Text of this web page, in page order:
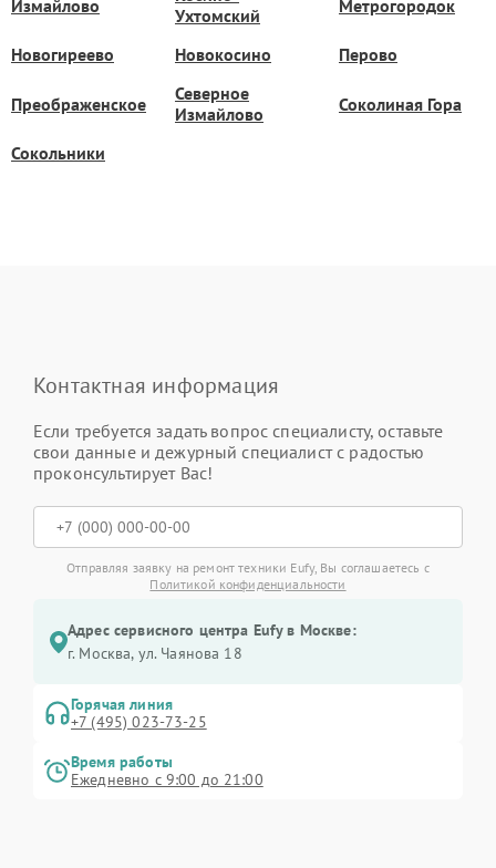
Измайлово
Ухтомский
Метрогородок
Новогиреево Новокосино Перово
Преображенское
Северное
Измайлово
Соколиная Гора
Сокольники
Контактная информация
Если требуется задать вопрос специалисту, оставьте
свои данные и дежурный специалист с радостью
проконсультирует Вас!
Отправляя заявку на ремонт техники Eufy, Вы соглашаетесь с
Политикой конфиденциальности
Адрес сервисного центра Eufy в Москве:
г. Москва, ул. Чаянова 18
Горячая линия
+7 (495) 023-73-25
Время работы
Ежедневно с 9:00 до 21:00